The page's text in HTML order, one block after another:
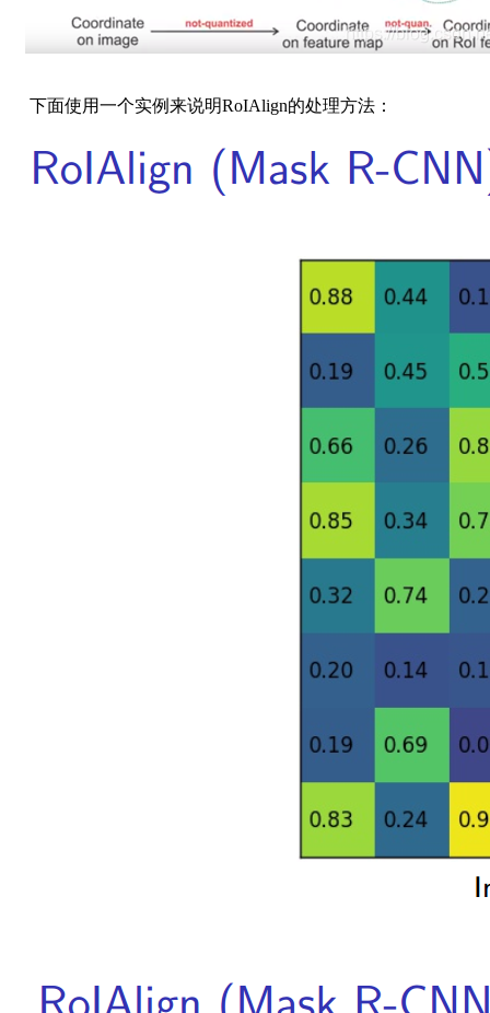
下面使用一个实例来说明RoIAlign的处理方法：